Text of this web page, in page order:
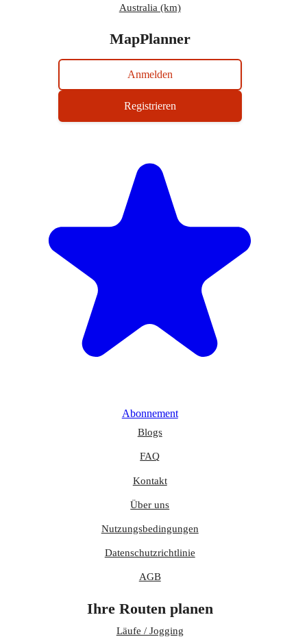
Australia (km)
MapPlanner
Anmelden
Registrieren
Abonnement
Blogs
FAQ
Kontakt
Über uns
Nutzungsbedingungen
Datenschutzrichtlinie
AGB
Ihre Routen planen
Läufe / Jogging